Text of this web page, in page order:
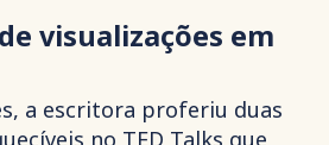
visualizações em
a escritora proferiu duas
no TED Talks que